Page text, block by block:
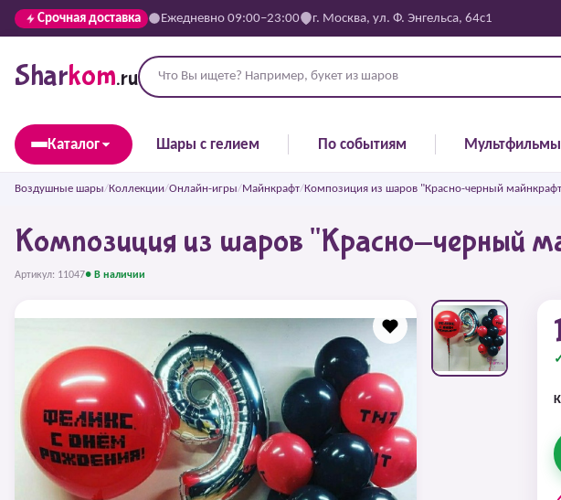
Срочная доставка Ежедневно 09:00–23:00 г. Москва, ул. Ф. Энгельса, 64с1
Sharkom.ru
Каталог Шары с гелием По событиям Мультфильмы
Воздушные шары/Коллекции/Онлайн-игры/Майнкрафт/Композиция из шаров "Красно-черный
Композиция из шаров "Красно-черный
Артикул: 11047● В наличии